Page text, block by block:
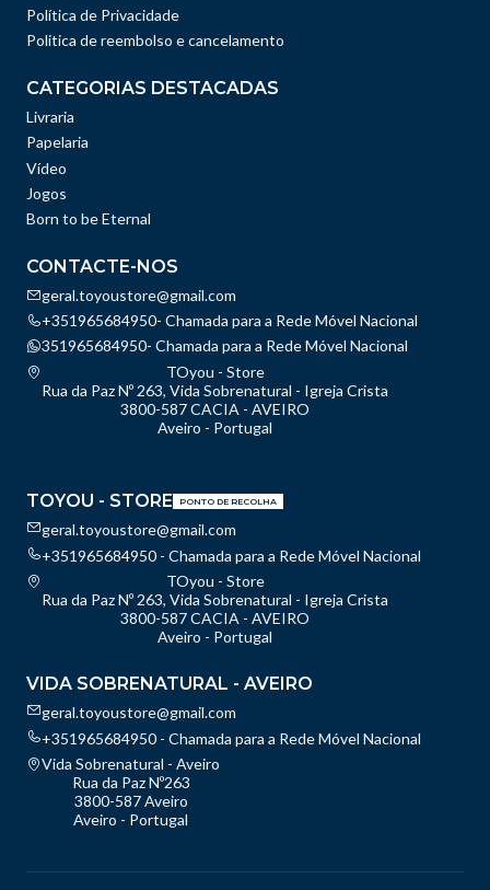
Política de Privacidade
Politica de reembolso e cancelamento
CATEGORIAS DESTACADAS
Livraria
Papelaria
Vídeo
Jogos
Born to be Eternal
CONTACTE-NOS
geral.toyoustore@gmail.com
+351965684950- Chamada para a Rede Móvel Nacional
351965684950- Chamada para a Rede Móvel Nacional
TOyou - Store
Rua da Paz Nº 263, Vida Sobrenatural - Igreja Crista
3800-587 CACIA - AVEIRO
Aveiro - Portugal
TOYOU - STORE PONTO DE RECOLHA
geral.toyoustore@gmail.com
+351965684950 - Chamada para a Rede Móvel Nacional
TOyou - Store
Rua da Paz Nº 263, Vida Sobrenatural - Igreja Crista
3800-587 CACIA - AVEIRO
Aveiro - Portugal
VIDA SOBRENATURAL - AVEIRO
geral.toyoustore@gmail.com
+351965684950 - Chamada para a Rede Móvel Nacional
Vida Sobrenatural - Aveiro
Rua da Paz Nº263
3800-587 Aveiro
Aveiro - Portugal